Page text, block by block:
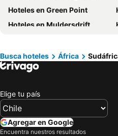
Hoteles en Prefectura Tokio
Hoteles en Green Point
Hoteles en Muldersdrift
Hoteles en Port Elizabeth
Hoteles en Camps Bay
Hoteles en Boeshoek
Hoteles en Plettenberg Bay
Hoteles en Wilderness National Park
Busca hoteles África
Elige tu país
Agregar en Google
Encuentra nuestros resultados